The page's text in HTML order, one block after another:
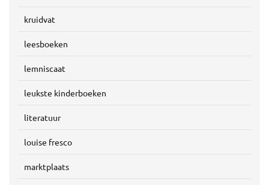
kruidvat
leesboeken
lemniscaat
leukste kinderboeken
literatuur
louise fresco
marktplaats